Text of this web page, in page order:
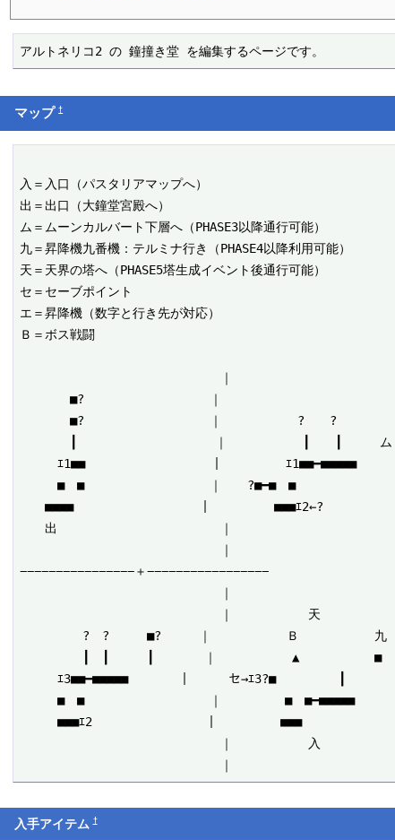
アルトネリコ2 の 鐘撞き堂 を編集するページです。
マップ†
入＝入口（パスタリアマップへ）
出＝出口（大鐘堂宮殿へ）
ム＝ムーンカルバート下層へ（PHASE3以降通行可能）
九＝昇降機九番機：テルミナ行き（PHASE4以降利用可能）
天＝天界の塔へ（PHASE5塔生成イベント後通行可能）
セ＝セーブポイント
エ＝昇降機（数字と行き先が対応）
Ｂ＝ボス戦闘
｜
■?　　　　　　　　　　｜
■?　　　　　　　　　　｜　　　　　　?　　?
┃　　　　　　　　　　　｜　　　　　　┃　　┃　　　ム
ｴ1■■　　　　　　　　　　｜　　　　　ｴ1■■━■■■■■
■　■　　　　　　　　　　｜　　?■━■　■
■■■■　　　　　　　　　　｜　　　　　■■■ｴ2←?
出　　　　　　　　　　　　　｜
｜
−−−−−−−−−−−−−−−−＋−−−−−−−−−−−−−−−−−
｜
｜　　　　　　天
?　?　　　■?　　　｜　　　　　　Ｂ　　　　　　九
┃　┃　　　┃　　　　｜　　　　　　▲　　　　　　■
ｴ3■■━■■■■■　　　　｜　　　セ→ｴ3?■　　　　　┃
■　■　　　　　　　　　　｜　　　　　■　■━■■■■■
■■■ｴ2　　　　　　　　　｜　　　　　■■■
｜　　　　　　入
入手アイテム†